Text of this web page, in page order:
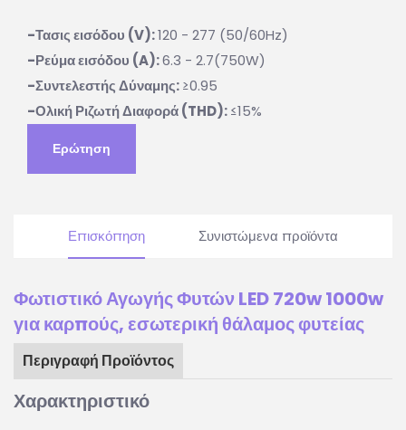
-Τασις εισόδου (V):120 - 277 (50/60Hz)
-Ρεύμα εισόδου (A):6.3 - 2.7(750W)
-Συντελεστής Δύναμης:≥0.95
-Ολική Ριζωτή Διαφορά (THD):≤15%
Ερώτηση
Επισκόπηση Συνιστώμενα προϊόντα
Φωτιστικό Αγωγής Φυτών LED 720w 1000w
για καρπούς, εσωτερική θάλαμος φυτείας
Περιγραφή Προϊόντος
Χαρακτηριστικό